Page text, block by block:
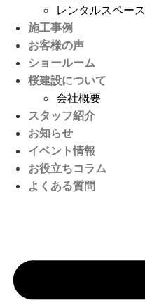
レンタルスペース
施工事例
お客様の声
ショールーム
桜建設について
会社概要
スタッフ紹介
お知らせ
イベント情報
お役立ちコラム
よくある質問